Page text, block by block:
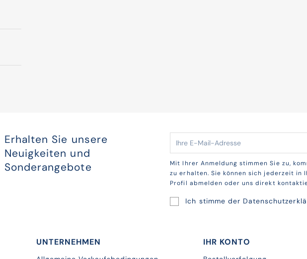
Erhalten Sie unsere
Neuigkeiten und
Sonderangebote
Mit Ihrer Anmeldung stimmen Sie zu,
zu erhalten. Sie können sich jederzeit in
Profil abmelden oder uns direkt
Ich stimme der
UNTERNEHMEN IHR KONTO